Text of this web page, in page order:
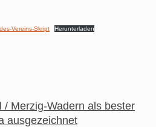
Vereins-Skript Herunterladen
/ Merzig-Wadern als bester
ausgezeichnet